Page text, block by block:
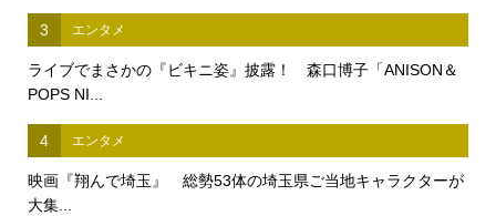
3 エンタメ
ライブでまさかの『ビキニ姿』披露！ 森口博子「ANISON＆
POPS NI...
4 エンタメ
映画『翔んで埼玉』 総勢53体の埼玉県ご当地キャラクターが
大集...